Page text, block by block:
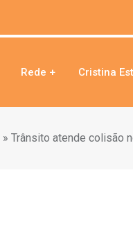
Rede + Cristina
» Trânsito atende colisão